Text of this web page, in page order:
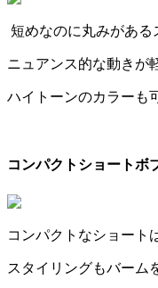
短めなのに丸みがある
ニュアンス的な動きが
ハイトーンのカラーも
コンパクトショートボ
コンパクトなショート
スタイリングもバーム